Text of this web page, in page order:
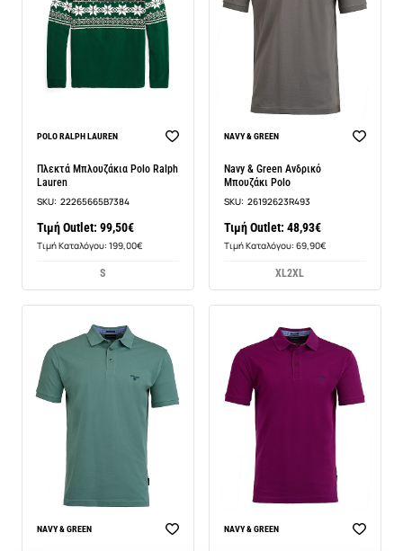
POLO RALPH LAUREN
Πλεκτά Μπλουζάκια Polo Ralph
Lauren
SKU: 22265665B7384
Τιμή Outlet: 99,50€
Τιμή Καταλόγου: 199,00€
S
BEST SELLER
NAVY & GREEN
Navy & Green Ανδρικό
Μπουζάκι Polo
SKU: 26192623R493
Τιμή Outlet: 48,93€
Τιμή Καταλόγου: 69,90€
XL2XL
BEST SELLER
NAVY & GREEN NAVY & GREEN